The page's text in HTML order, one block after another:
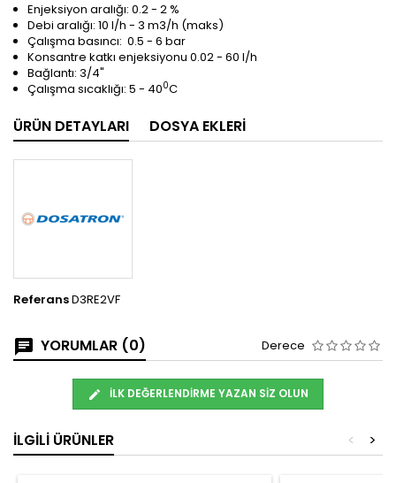
Enjeksiyon aralığı: 0.2 - 2 %
Debi aralığı: 10 l/h - 3 m3/h (maks)
Çalışma basıncı: 0.5 - 6 bar
Konsantre katkı enjeksiyonu 0.02 - 60 l/h
Bağlantı: 3/4"
Çalışma sıcaklığı: 5 - 400C
ÜRÜN DETAYLARI DOSYA EKLERI
ReferansD3RE2VF
YORUMLAR (0) Derece
İLK DEĞERLENDIRME YAZAN SIZ OLUN
İLGILI ÜRÜNLER >
<